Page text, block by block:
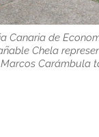
Canaria de
Chela
Carámbula